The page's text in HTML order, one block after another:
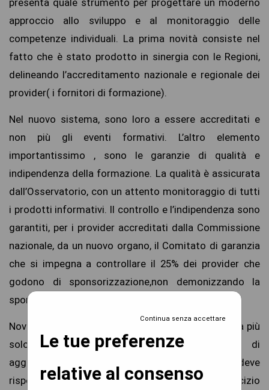
Continua senza accettare
Le tue preferenze
relative al consenso
approccio allo sviluppo e al monitoraggio delle
competenze individuali. La prima novità consiste nel
fatto che è stato prodotto in sinergia con le Regioni,
delineando l’accreditamento nazionale e regionale dei
provider( i fornitori di formazione).
Nel nuovo sistema, sono loro a essere accreditati e
non più gli eventi formativi. L’altro elemento
importantissimo , sono le garanzie di qualità e
indipendenza della formazione. La qualità è assicurata
dall’Osservatorio, con un attento monitoraggio di tutti
i prodotti informativi. Il controllo e l’indipendenza sono
garantiti, per i provider accreditati dalla Commissione
nazionale, da un nuovo organo, il Comitato di garanzia
che si impegna a controllare il 25% dei provider che
godono di sponsorizzazione,non demonizzando la
sponsorizzazione, ma controllandola.
Novità anche per le tipologie formative. Non ci sarà più
solo il congresso, ma tante altre forme di
aggiornamento: la formazione sul campo, che deve
rispondere ai criteri di appropriatezza tra l’esercizio